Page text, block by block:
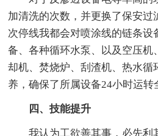
加清洗的次数，并更换了保安过
次停线我都会对喷涂线的链条设
备、各种循环水泵、以及空压机
却机、焚烧炉、刮渣机、热水循
养，确保了所属设备24小时运转
四、技能提升
我认为工欲善其事，必先利